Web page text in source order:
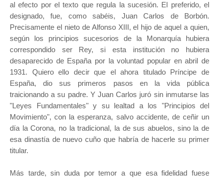
al efecto por el texto que regula la sucesión. El preferido, el
designado, fue, como sabéis, Juan Carlos de Borbón.
Precisamente el nieto de Alfonso XIII, el hijo de aquel a quien,
según los principios sucesorios de la Monarquía hubiera
correspondido ser Rey, si esta institución no hubiera
desaparecido de España por la voluntad popular en abril de
1931. Quiero ello decir que el ahora titulado Príncipe de
España, dio sus primeros pasos en la vida pública
traicionando a su padre. Y Juan Carlos juró sin inmutarse las
"Leyes Fundamentales" y su lealtad a los "Principios del
Movimiento", con la esperanza, salvo accidente, de ceñir un
día la Corona, no la tradicional, la de sus abuelos, sino la de
esa dinastía de nuevo cuño que habría de hacerle su primer
titular.
Más tarde, sin duda por temor a que esa fidelidad fuese